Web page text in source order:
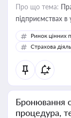
Про що тема:
підприємствах в
Ринок цінних
Страхова
Бронювання
процедура,